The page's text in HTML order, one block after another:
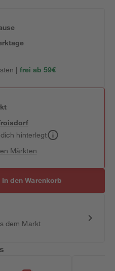
| frei ab 59€
hinterlegt
Märkten
In den Warenkorb
dem Markt